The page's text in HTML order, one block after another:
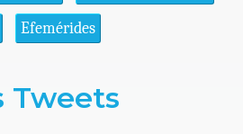
Efemérides
Tweets